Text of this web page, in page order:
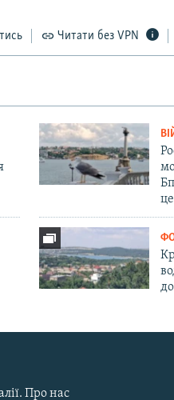
Читати без VPN
Про нас